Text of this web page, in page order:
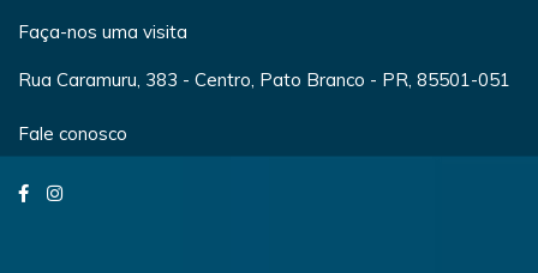
Faça-nos uma visita
Rua Caramuru, 383 - Centro, Pato Branco - PR, 85501-051
Fale conosco